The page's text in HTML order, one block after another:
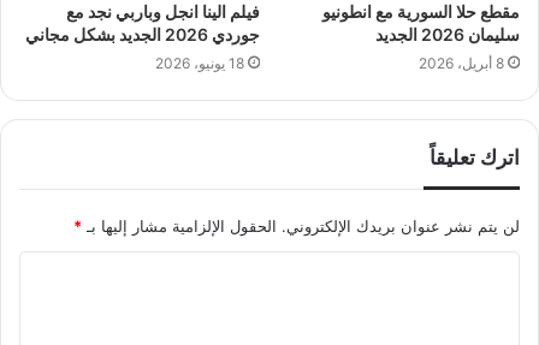
مقطع حلا السورية مع انطونيو
سليمان 2026 الجديد
8 أبريل، 2026
فيلم الينا انجل وباربي نجد مع
جوردي 2026 الجديد بشكل مجاني
18 يونيو، 2026
اترك تعليقاً
لن يتم نشر عنوان بريدك الإلكتروني. الحقول الإلزامية مشار إليها بـ*